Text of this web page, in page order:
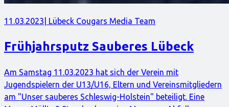
11.03.2023 | Lübeck Cougars Media Team
Frühjahrsputz Sauberes Lübeck
Am Samstag 11.03.2023 hat sich der Verein mit
Jugendspielern der U13/U16, Eltern und Vereinsmitgliedern
am "Unser sauberes Schleswig-Holstein" beteiligt. Eine